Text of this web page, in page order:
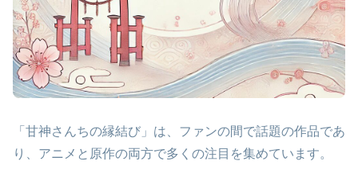
「甘神さんちの縁結び」は、ファンの間で話題の作品であ
り、アニメと原作の両方で多くの注目を集めています。